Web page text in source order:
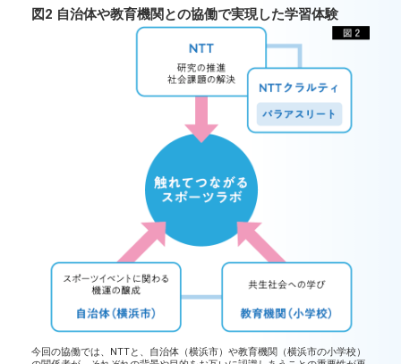
図2 自治体や教育機関との協働で実現した学習体験
今回の協働では、NTTと、自治体（横浜市）や教育機関（横浜市の小学校）